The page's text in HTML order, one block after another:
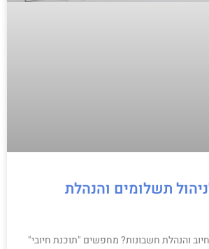
תשלומים והנהלת
והנהלת חשבונות? מחפשים "תוכנת חיובי"